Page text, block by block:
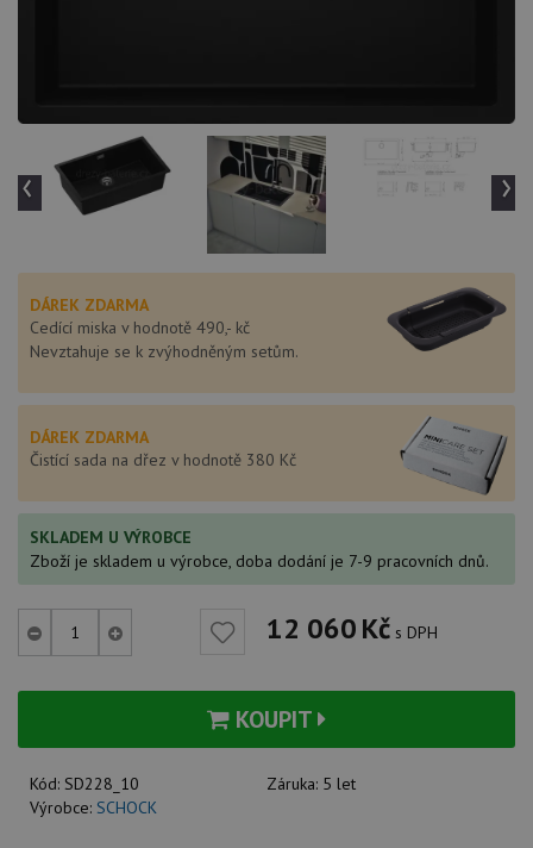
‹ ›
DÁREK ZDARMA
Cedící miska v hodnotě 490,- kč
Nevztahuje se k zvýhodněným setům.
DÁREK ZDARMA
Čistící sada na dřez v hodnotě 380 Kč
SKLADEM U VÝROBCE
Zboží je skladem u výrobce, doba dodání je 7-9 pracovních dnů.
12 060Kč s DPH
KOUPIT
Kód: SD228_10 Záruka: 5 let
Výrobce: SCHOCK